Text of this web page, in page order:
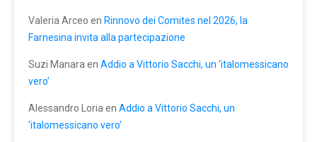
Valeria Arceo en Rinnovo dei Comites nel 2026, la
Farnesina invita alla partecipazione
Suzi Manara en Addio a Vittorio Sacchi, un ‘italomessicano
vero’
Alessandro Loria en Addio a Vittorio Sacchi, un
‘italomessicano vero’